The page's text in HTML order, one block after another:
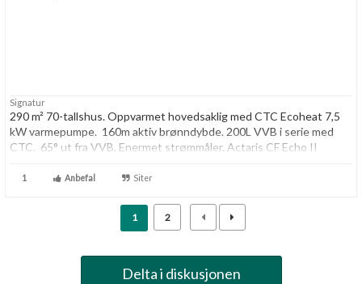
Signatur
290 m² 70-tallshus. Oppvarmet hovedsaklig med CTC Ecoheat 7,5
kW varmepumpe. 160m aktiv brønndybde. 200L VVB i serie med
CTC. 65° ut fra VVB. Enermet strømmåler. Actaris CF Echo II
1 Anbefal Siter
1 2
Delta i diskusjonen